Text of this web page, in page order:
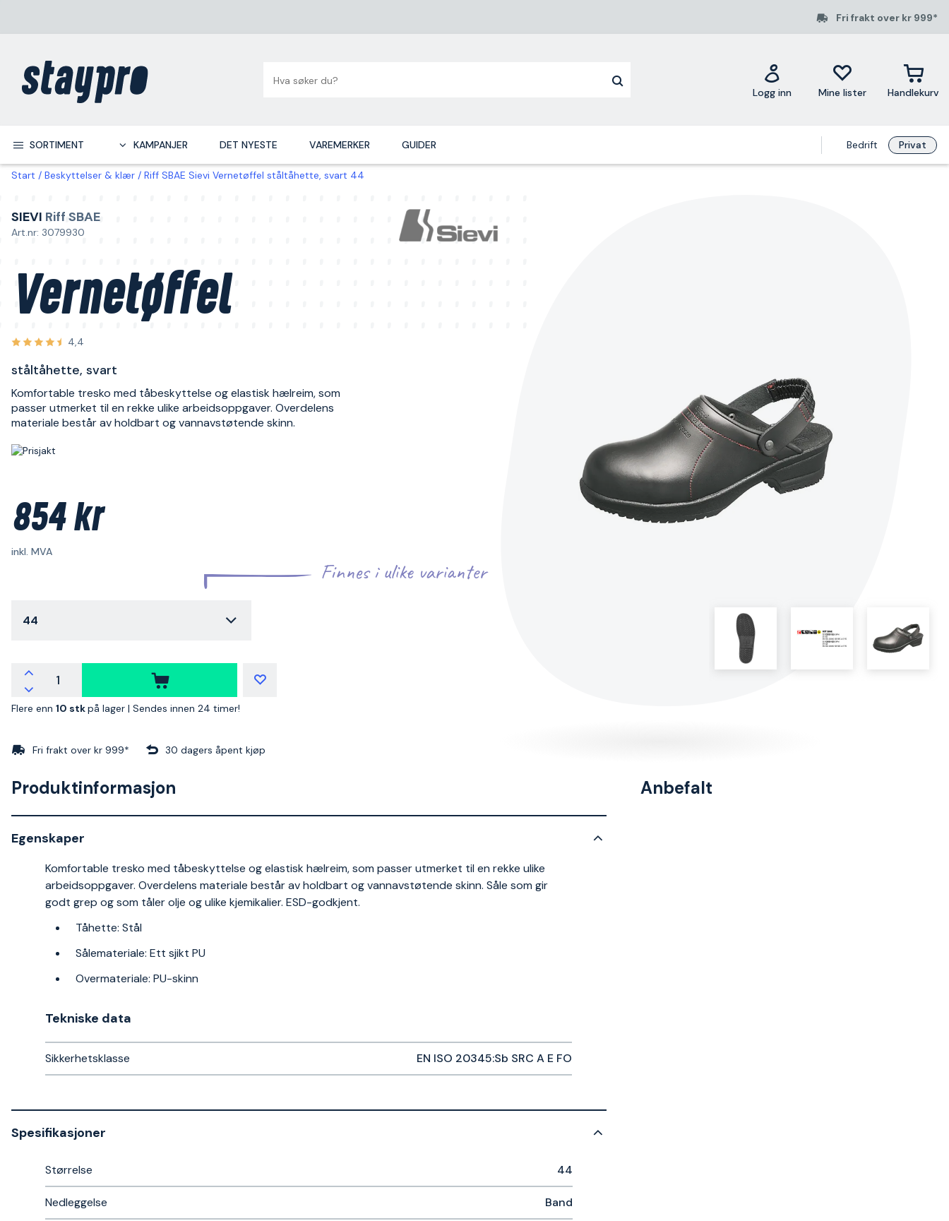
Fri frakt over kr 999*
Logg inn Mine lister Handlekurv
SORTIMENT KAMPANJER DET NYESTE VAREMERKER GUIDER Bedrift Privat
Start Beskyttelser & klær Riff SBAE Sievi Vernetøffel ståltåhette, svart 44
SIEVI Riff SBAE
Art.nr: 3079930
Vernetøffel
4,4
ståltåhette, svart
Komfortable tresko med tåbeskyttelse og elastisk hælreim, som
passer utmerket til en rekke ulike arbeidsoppgaver. Overdelens
materiale består av holdbart og vannavstøtende skinn.
854 kr
inkl. MVA
Finnes i ulike varianter
44
Flere enn 10 stkpå lager | Sendes innen 24 timer!
Fri frakt over kr 999* 30 dagers åpent kjøp
Produktinformasjon
Egenskaper
Komfortable tresko med tåbeskyttelse og elastisk hælreim, som passer utmerket til en rekke ulike
arbeidsoppgaver. Overdelens materiale består av holdbart og vannavstøtende skinn. Såle som gir
godt grep og som tåler olje og ulike kjemikalier. ESD-godkjent.
Tåhette: Stål
Sålemateriale: Ett sjikt PU
Overmateriale: PU-skinn
Tekniske data​
Sikkerhetsklasse EN ISO 20345:Sb SRC A E FO
Spesifikasjoner
Størrelse 44
Nedleggelse Band
Anbefalt